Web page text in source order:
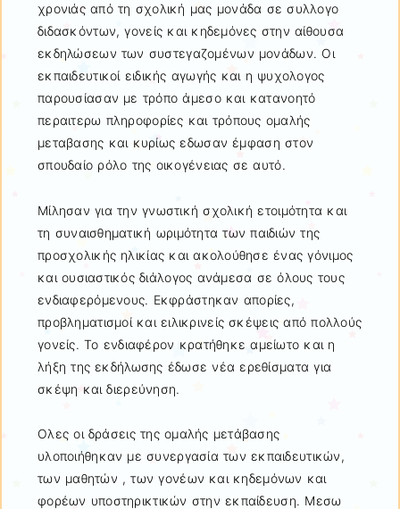
χρονιάς από τη σχολική μας μονάδα σε συλλογο
διδασκόντων, γονείς και κηδεμόνες στην αίθουσα
εκδηλώσεων των συστεγαζομένων μονάδων. Οι
εκπαιδευτικοί ειδικής αγωγής και η ψυχολογος
παρουσίασαν με τρόπο άμεσο και κατανοητό
περαιτερω πληροφορίες και τρόπους ομαλής
μεταβασης και κυρίως εδωσαν έμφαση στον
σπουδαίο ρόλο της οικογένειας σε αυτό.
Μίλησαν για την γνωστική σχολική ετοιμότητα και
τη συναισθηματική ωριμότητα των παιδιών της
προσχολικής ηλικίας και ακολούθησε ένας γόνιμος
και ουσιαστικός διάλογος ανάμεσα σε όλους τους
ενδιαφερόμενους. Εκφράστηκαν απορίες,
προβληματισμοί και ειλικρινείς σκέψεις από πολλούς
γονείς. Το ενδιαφέρον κρατήθηκε αμείωτο και η
λήξη της εκδήλωσης έδωσε νέα ερεθίσματα για
σκέψη και διερεύνηση.
Ολες οι δράσεις της ομαλής μετάβασης
υλοποιήθηκαν με συνεργασία των εκπαιδευτικών,
των μαθητών , των γονέων και κηδεμόνων και
φορέων υποστηρικτικών στην εκπαίδευση. Μεσω